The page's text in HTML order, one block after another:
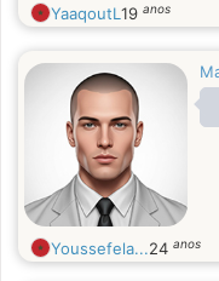
YaaqoutL 19 anos
Youssefela...24 anos